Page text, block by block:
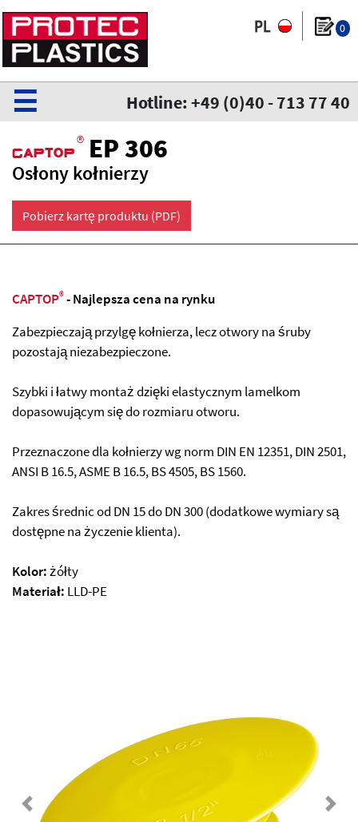
0
Hotline: +49 (0)40 - 713 77 40
☰
CaPtoP ® EP 306
Osłony kołnierzy
Pobierz kartę produktu (PDF)
CAPTOP®- Najlepsza cena na rynku
Zabezpieczają przylgę kołnierza, lecz otwory na śruby
pozostają niezabezpieczone.
Szybki i łatwy montaż dzięki elastycznym lamelkom
dopasowującym się do rozmiaru otworu.
Przeznaczone dla kołnierzy wg norm DIN EN 12351, DIN 2501,
ANSI B 16.5, ASME B 16.5, BS 4505, BS 1560.
Zakres średnic od DN 15 do DN 300 (dodatkowe wymiary są
dostępne na życzenie klienta).
Kolor:żółty
Materiał: LLD-PE
Previous Next